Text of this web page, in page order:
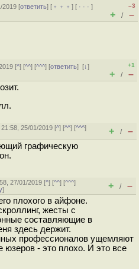
2019 [ответить] [ ﹢﹢﹢] [ · · ·]
–3
+ / –
[^] [^^] [^^^] [ответить][↓]
+1
+ / –
21:58, 25/01/2019 [^] [^^] [^^^]
+ / –
графическую
27/01/2019 [^] [^^] [^^^]
] + / –
плохого в айфоне.
жесты с
составляющие в
здесь держит.
профессионалов ущемляют
юзеров - это плохо. И это все